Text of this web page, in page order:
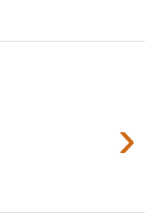
›